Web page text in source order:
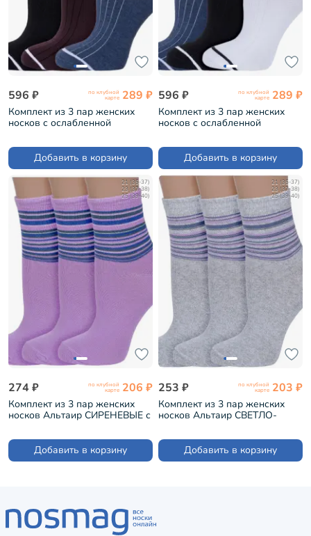
596 ₽ по клубной
карте 289 ₽
Комплект из 3 пар женских
носков с ослабленной
1407)
Добавить в корзину
596 ₽ по клубной
карте 289 ₽
Комплект из 3 пар женских
носков с ослабленной
1407)
Добавить в корзину
21 (35-37)
23 (37-38)
25 (39-40)
274 ₽ по клубной
карте 206 ₽
Комплект из 3 пар женских
носков Альтаир СИРЕНЕВЫЕ с
С46)
Добавить в корзину
21 (35-37)
23 (37-38)
25 (39-40)
253 ₽ по клубной
карте 203 ₽
Комплект из 3 пар женских
носков Альтаир СВЕТЛО-
полосками (3-С46)
Добавить в корзину